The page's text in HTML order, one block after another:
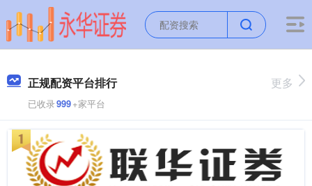
正规配资平台排行
已收录999+家平台
更多